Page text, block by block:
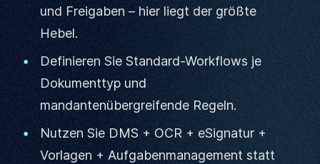
und Freigaben – hier liegt der größte
Hebel.
Definieren Sie Standard-Workflows je
Dokumenttyp und
mandantenübergreifende Regeln.
Nutzen Sie DMS + OCR + eSignatur +
Vorlagen + Aufgabenmanagement statt